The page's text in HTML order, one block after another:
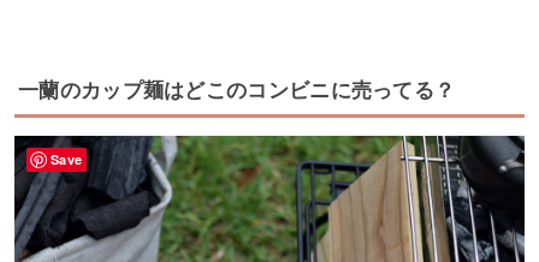
一蘭のカップ麺はどこのコンビニに売ってる？
Save